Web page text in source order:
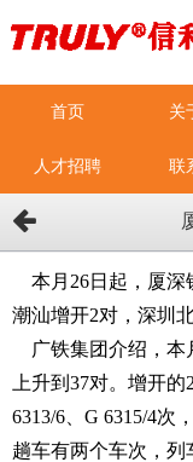
首页 关
人才招聘 联
本月26日起，厦深
潮汕增开2对，深圳
广铁集团介绍，本
上升到37对。增开
6313/6、G 6315/4次
趟车有两个车次，列